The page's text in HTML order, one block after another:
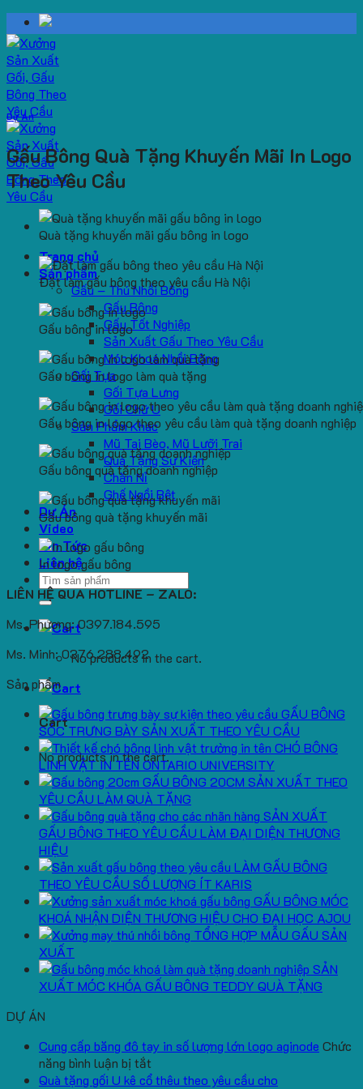
Skip
to
content
Trang chủ
Sản phẩm
Gấu – Thú Nhồi Bông
Gấu Bông
Gấu Tốt Nghiệp
Sản Xuất Gấu Theo Yêu Cầu
Móc Khoá Nhồi Bông
Gối Tựa
Gối Tựa Lưng
Gối Chữ U
Sản Phẩm Khác
Mũ Tai Bèo, Mũ Lưỡi Trai
Quà Tặng Sự Kiện
Chăn Nỉ
Ghế Ngồi Bệt
Dự Án
Video
Tin Tức
Liên hệ
Search
for:
No products in the cart.
Cart
No products in the cart.
Dự Án
Gấu Bông Quà Tặng Khuyến Mãi In Logo
Theo Yêu Cầu
Quà tặng khuyến mãi gấu bông in logo
Đặt làm gấu bông theo yêu cầu Hà Nội
Gấu bông in logo
Gấu bông in logo làm quà tặng
Gấu bông in logo theo yêu cầu làm quà tặng doanh nghiệp
Gấu bông quà tặng doanh nghiệp
Gấu bông quà tặng khuyến mãi
In logo gấu bông
LIÊN HỆ QUA HOTLINE – ZALO:
Ms. Phương: 0397.184.595
Ms. Minh: 0376.288.492
Sản phẩm
GẤU BÔNG
SÓC TRƯNG BÀY SẢN XUẤT THEO YÊU CẦU
CHÓ BÔNG
LINH VẬT IN TÊN ONTARIO UNIVERSITY
GẤU BÔNG 20CM SẢN XUẤT THEO
YÊU CẦU LÀM QUÀ TẶNG
SẢN XUẤT
GẤU BÔNG THEO YÊU CẦU LÀM ĐẠI DIỆN THƯƠNG
HIỆU
LÀM GẤU BÔNG
THEO YÊU CẦU SỐ LƯỢNG ÍT KARIS
GẤU BÔNG MÓC
KHOÁ NHẬN DIỆN THƯƠNG HIỆU CHO ĐẠI HỌC AJOU
TỔNG HỢP MẪU GẤU SẢN
XUẤT
SẢN
XUẤT MÓC KHÓA GẤU BÔNG TEDDY QUÀ TẶNG
DỰ ÁN
Cung cấp băng đô tay in số lượng lớn logo aginode Chức
năng bình luận bị tắt
Cung
Quà tặng gối U kê cổ thêu theo yêu cầu cho